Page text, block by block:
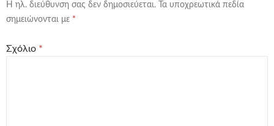
Η ηλ. διεύθυνση σας δεν δημοσιεύεται.
Τα υποχρεωτικά πεδία
σημειώνονται με *
Σχόλιο *